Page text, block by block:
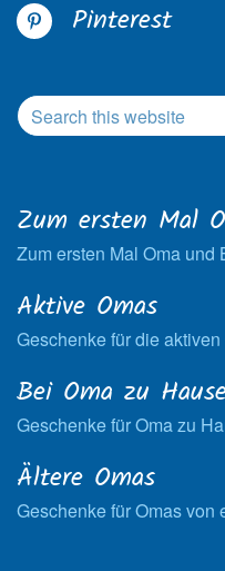
Pinterest
Zum ersten Mal
Zum ersten Mal Oma und
Aktive Omas
Geschenke für die
Bei Oma zu
Geschenke für Oma zu
Ältere Omas
Geschenke für Omas von